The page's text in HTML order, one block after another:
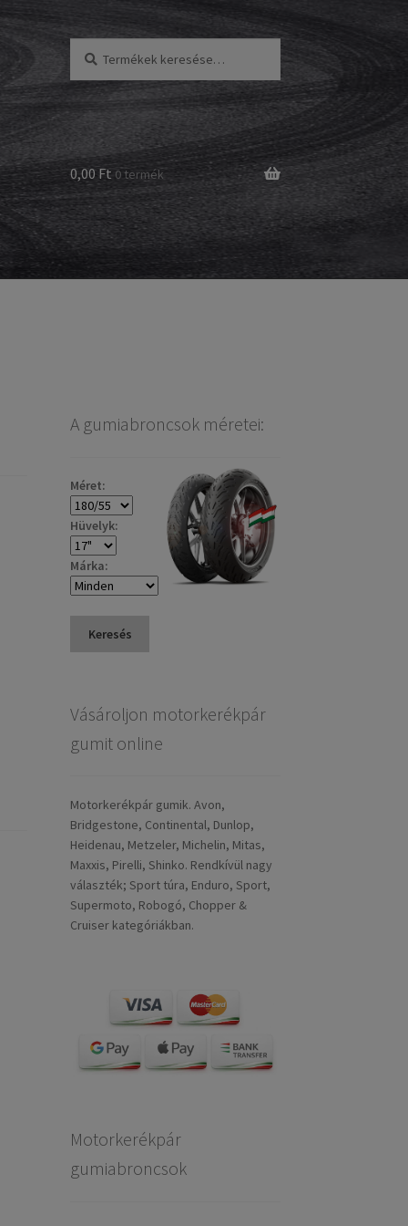
következőre:
0,00 Ft 0 termék
A gumiabroncsok méretei:
Méret:
Hüvelyk:
Márka:
Keresés
Vásároljon motorkerékpár
gumit online
Motorkerékpár gumik. Avon,
Bridgestone, Continental, Dunlop,
Heidenau, Metzeler, Michelin, Mitas,
Maxxis, Pirelli, Shinko. Rendkívül nagy
választék; Sport túra, Enduro, Sport,
Supermoto, Robogó, Chopper &
Cruiser kategóriákban.
Motorkerékpár
gumiabroncsok